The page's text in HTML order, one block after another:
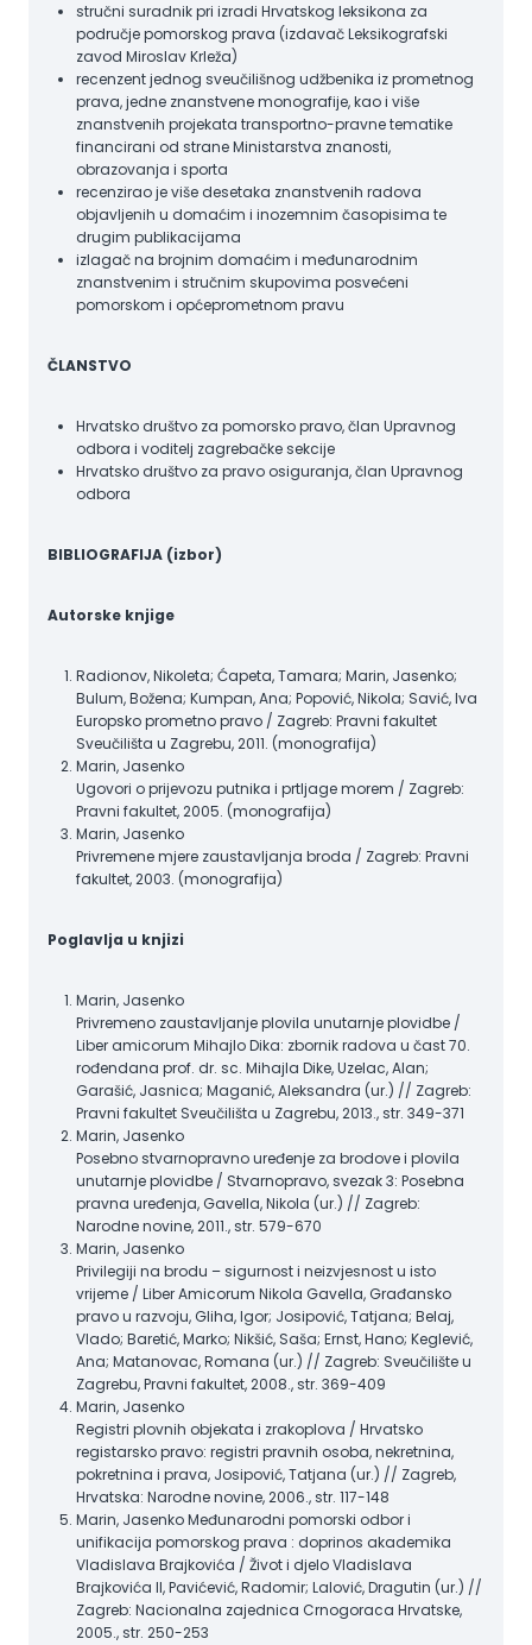
stručni suradnik pri izradi Hrvatskog leksikona za
područje pomorskog prava (izdavač Leksikografski
zavod Miroslav Krleža)
recenzent jednog sveučilišnog udžbenika iz prometnog
prava, jedne znanstvene monografije, kao i više
znanstvenih projekata transportno-pravne tematike
financirani od strane Ministarstva znanosti,
obrazovanja i sporta
recenzirao je više desetaka znanstvenih radova
objavljenih u domaćim i inozemnim časopisima te
drugim publikacijama
izlagač na brojnim domaćim i međunarodnim
znanstvenim i stručnim skupovima posvećeni
pomorskom i općeprometnom pravu
ČLANSTVO
Hrvatsko društvo za pomorsko pravo, član Upravnog
odbora i voditelj zagrebačke sekcije
Hrvatsko društvo za pravo osiguranja, član Upravnog
odbora
BIBLIOGRAFIJA (izbor)
Autorske knjige
Radionov, Nikoleta; Ćapeta, Tamara; Marin, Jasenko;
Bulum, Božena; Kumpan, Ana; Popović, Nikola; Savić, Iva
Europsko prometno pravo / Zagreb: Pravni fakultet
Sveučilišta u Zagrebu, 2011. (monografija)
Marin, Jasenko
Ugovori o prijevozu putnika i prtljage morem / Zagreb:
Pravni fakultet, 2005. (monografija)
Marin, Jasenko
Privremene mjere zaustavljanja broda / Zagreb: Pravni
fakultet, 2003. (monografija)
Poglavlja u knjizi
Marin, Jasenko
Privremeno zaustavljanje plovila unutarnje plovidbe /
Liber amicorum Mihajlo Dika: zbornik radova u čast 70.
rođendana prof. dr. sc. Mihajla Dike, Uzelac, Alan;
Garašić, Jasnica; Maganić, Aleksandra (ur.) // Zagreb:
Pravni fakultet Sveučilišta u Zagrebu, 2013., str. 349-371
Marin, Jasenko
Posebno stvarnopravno uređenje za brodove i plovila
unutarnje plovidbe / Stvarnopravo, svezak 3: Posebna
pravna uređenja, Gavella, Nikola (ur.) // Zagreb:
Narodne novine, 2011., str. 579-670
Marin, Jasenko
Privilegiji na brodu – sigurnost i neizvjesnost u isto
vrijeme / Liber Amicorum Nikola Gavella, Građansko
pravo u razvoju, Gliha, Igor; Josipović, Tatjana; Belaj,
Vlado; Baretić, Marko; Nikšić, Saša; Ernst, Hano; Keglević,
Ana; Matanovac, Romana (ur.) // Zagreb: Sveučilište u
Zagrebu, Pravni fakultet, 2008., str. 369-409
Marin, Jasenko
Registri plovnih objekata i zrakoplova / Hrvatsko
registarsko pravo: registri pravnih osoba, nekretnina,
pokretnina i prava, Josipović, Tatjana (ur.) // Zagreb,
Hrvatska: Narodne novine, 2006., str. 117-148
Marin, Jasenko Međunarodni pomorski odbor i
unifikacija pomorskog prava : doprinos akademika
Vladislava Brajkovića / Život i djelo Vladislava
Brajkovića II, Pavićević, Radomir; Lalović, Dragutin (ur.) //
Zagreb: Nacionalna zajednica Crnogoraca Hrvatske,
2005., str. 250-253